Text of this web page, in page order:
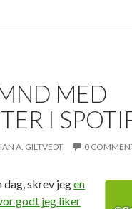
MED
I
A. GILTVEDT 0
dag, skrev jegen
godt jeg liker